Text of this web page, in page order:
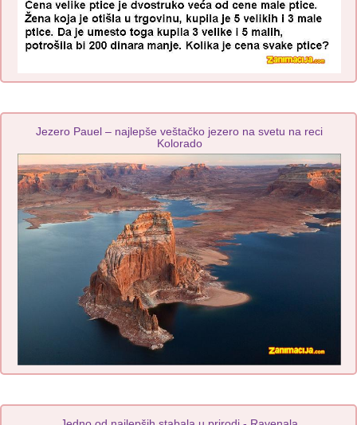
Jezero Pauel – najlepše veštačko jezero na svetu na reci
Kolorado